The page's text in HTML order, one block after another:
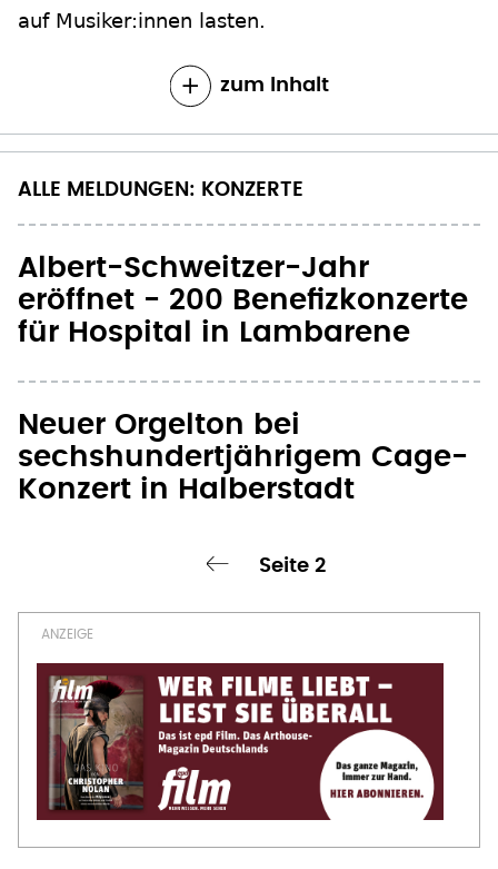
auf Musiker:innen lasten.
zum Inhalt
ALLE MELDUNGEN: KONZERTE
Albert-Schweitzer-Jahr
eröffnet - 200 Benefizkonzerte
für Hospital in Lambarene
Neuer Orgelton bei
sechshundertjährigem Cage-
Konzert in Halberstadt
Seite 2